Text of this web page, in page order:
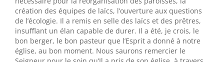
création des équipes de laïcs, l’ouverture aux questions
de l’écologie. Il a remis en selle des laïcs et des prêtres,
insufflant un élan capable de durer. Il a été, je crois, le
bon berger, le bon pasteur que l’Esprit a donné à notre
église, au bon moment. Nous saurons remercier le